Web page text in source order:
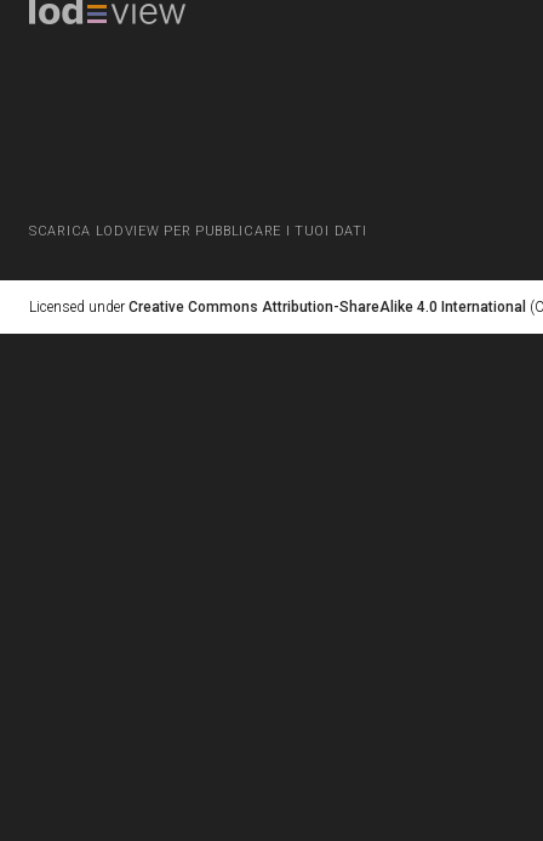
SCARICA LODVIEW PER PUBBLICARE I TUOI DATI
Licensed under Creative Commons Attribution-ShareAlike 4.0 International